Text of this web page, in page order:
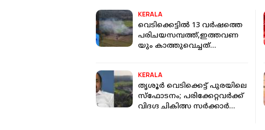
KERALA
വെടിക്കെട്ടിൽ 13 വർഷത്തെ
പരിചയസമ്പത്ത്,ഇത്തവണ
യും കാത്തുവെച്ചത്
KERALA
തൃശൂർ വെടിക്കെട്ട് പുരയിലെ
സ്ഫോടനം; പരിക്കേറ്റവർക്ക്
വിദഗ്ദ ചികിത്സ സർക്കാർ